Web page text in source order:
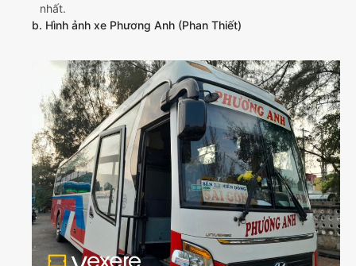
nhất.
b. Hình ảnh xe Phương Anh (Phan Thiết)